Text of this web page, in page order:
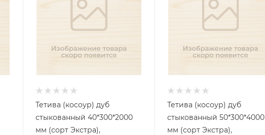
Тетива (косоур) дуб
стыкованный 40*300*2000
мм (сорт Экстра),
Тетива (косоур) дуб
стыкованный 50*300*4000
мм (сорт Экстра),